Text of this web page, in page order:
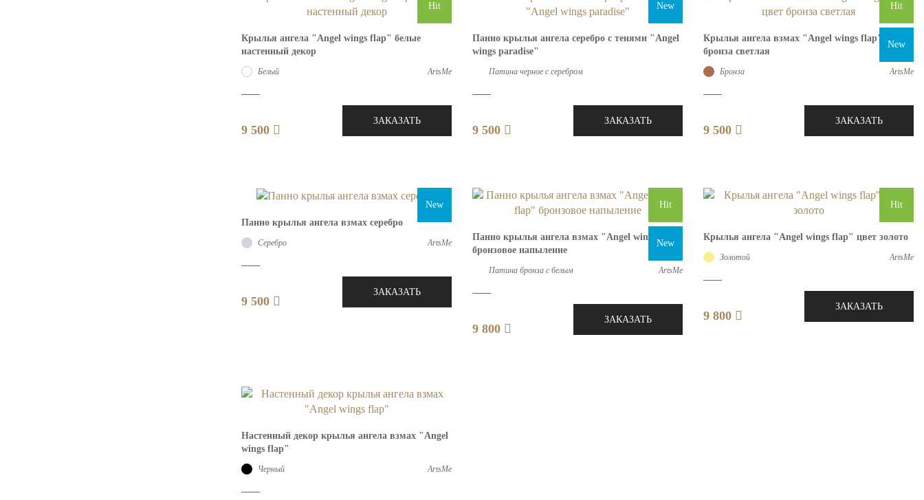
Hit
Крылья ангела "Angel wings flap" белые
настенный декор
Белый ArtsMe
9 500
ЗАКАЗАТЬ
New
Панно крылья ангела серебро с тенями "Angel
wings paradise"
Патина черное с серебром
9 500
ЗАКАЗАТЬ
Hit
New
Крылья ангела взмах "Angel wings flap" цвет
бронза светлая
Бронза ArtsMe
9 500
ЗАКАЗАТЬ
New
Панно крылья ангела взмах серебро
Серебро ArtsMe
9 500
ЗАКАЗАТЬ
Hit
New
Панно крылья ангела взмах "Angel wings flap"
бронзовое напыление
Патина бронза с белым ArtsMe
9 800
ЗАКАЗАТЬ
Hit
Крылья ангела "Angel wings flap" цвет золото
Золотой ArtsMe
9 800
ЗАКАЗАТЬ
Настенный декор крылья ангела взмах "Angel
wings flap"
Черный ArtsMe